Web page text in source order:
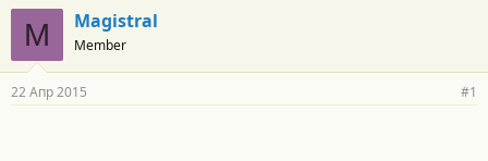
т
о
т
е
м
т
а
н
а
а
M Magistral
Member
22 Апр 2015 #1